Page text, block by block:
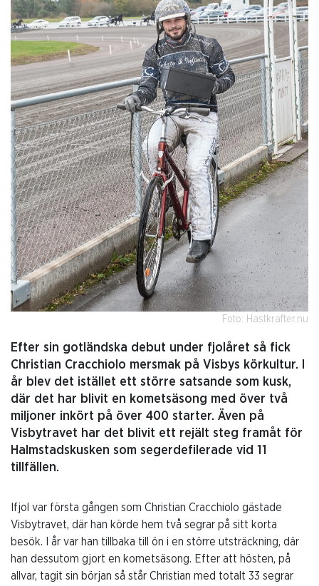
Foto: Hastkrafter.nu
Efter sin gotländska debut under fjolåret så fick
Christian Cracchiolo mersmak på Visbys körkultur. I
år blev det istället ett större satsande som kusk,
där det har blivit en kometsäsong med över två
miljoner inkört på över 400 starter. Även på
Visbytravet har det blivit ett rejält steg framåt för
Halmstadskusken som segerdefilerade vid 11
tillfällen.
Ifjol var första gången som Christian Cracchiolo gästade
Visbytravet, där han körde hem två segrar på sitt korta
besök. I år var han tillbaka till ön i en större utsträckning, där
han dessutom gjort en kometsäsong. Efter att hösten, på
allvar, tagit sin början så står Christian med totalt 33 segrar